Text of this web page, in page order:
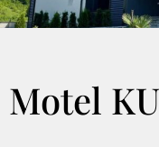
Motel